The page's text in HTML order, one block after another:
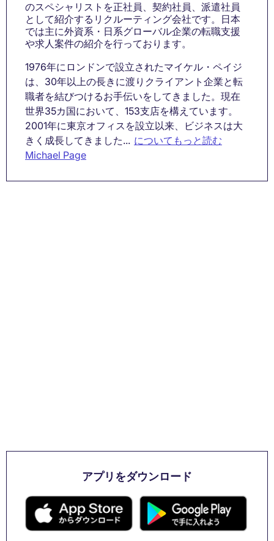
のスペシャリストを正社員、契約社員、派遣社員
として紹介するリクルーティング会社です。日本
では主に外資系・日系グローバル企業の転職支援
や求人案件の紹介を行っております。
1976年にロンドンで設立されたマイケル・ペイジ
は、30年以上の長きに渡りクライアント企業と転
職者を結びつけるお手伝いをしてきました。現在
世界35カ国において、153支店を構えています。
2001年に東京オフィスを設立以来、ビジネスは大
きく成長してきました... についてもっと読む
Michael Page
アプリをダウンロード